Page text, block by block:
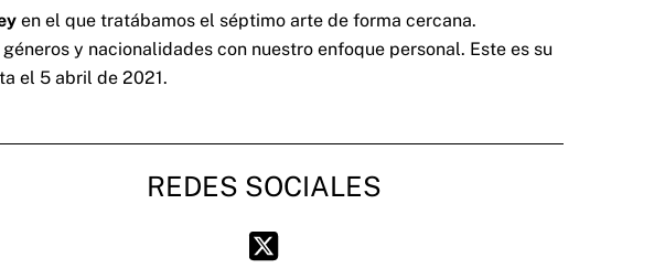
en el que tratábamos el séptimo arte de forma cercana.
y nacionalidades con nuestro enfoque personal. Este es su
el 5 abril de 2021.
REDES SOCIALES
Twitter